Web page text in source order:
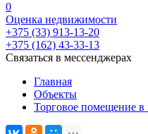
0
Оценка недвижимости
+375 (33) 913-13-20
+375 (162) 43-33-13
Связаться в мессенджерах
Главная
Объекты
Торговое помещение в